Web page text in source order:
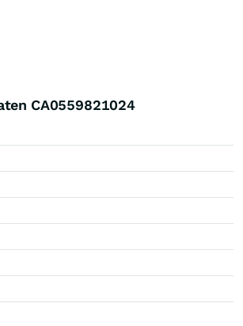
CA0559821024